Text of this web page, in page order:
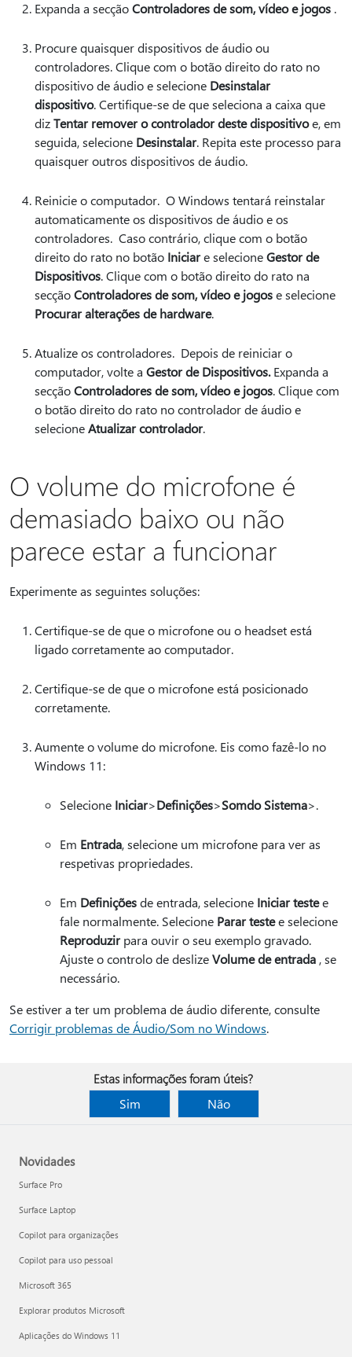
Expanda a secçãoControladores de som, vídeo e jogos .
Procure quaisquer dispositivos de áudio ou
controladores. Clique com o botão direito do rato no
dispositivo de áudio e selecione Desinstalar
dispositivo. Certifique-se de que seleciona a caixa que
dizTentar remover o controlador deste dispositivoe, em
seguida, selecione Desinstalar. Repita este processo para
quaisquer outros dispositivos de áudio.
Reinicie o computador. O Windows tentará reinstalar
automaticamente os dispositivos de áudio e os
controladores. Caso contrário, clique com o botão
direito do rato no botão Iniciare selecioneGestor de
Dispositivos. Clique com o botão direito do rato na
secçãoControladores de som, vídeo e jogose selecione
Procurar alterações de hardware.
Atualize os controladores. Depois de reiniciar o
computador, volte a Gestor de Dispositivos.Expanda a
secçãoControladores de som, vídeo e jogos. Clique com
o botão direito do rato no controlador de áudio e
selecioneAtualizar controlador.
O volume do microfone é
demasiado baixo ou não
parece estar a funcionar
Experimente as seguintes soluções:
Certifique-se de que o microfone ou o headset está
ligado corretamente ao computador.
Certifique-se de que o microfone está posicionado
corretamente.
Aumente o volume do microfone. Eis como fazê-lo no
Windows 11:
Selecione Iniciar>Definições>Somdo Sistema>.
Em Entrada, selecione um microfone para ver as
respetivas propriedades.
Em Definiçõesde entrada, selecione Iniciar testee
fale normalmente. Selecione Parar testee selecione
Reproduzirpara ouvir o seu exemplo gravado.
Ajuste o controlo de deslizeVolume de entrada , se
necessário.
Se estiver a ter um problema de áudio diferente, consulte
Corrigir problemas de Áudio/Som no Windows.
Estas informações foram úteis?
Sim
Não
Novidades
Surface Pro
Surface Laptop
Copilot para organizações
Copilot para uso pessoal
Microsoft 365
Explorar produtos Microsoft
Aplicações do Windows 11